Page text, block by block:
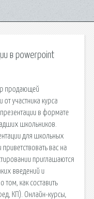
в powerpoint
продающей
участника курса
в формате
школьников.
для школьных
вас на
приглашаются
введений и
как составить
КП). Онлайн-курсы,